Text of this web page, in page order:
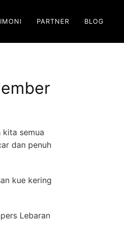
PARTNER BLOG
kita semua
dan penuh
kue kering
Lebaran